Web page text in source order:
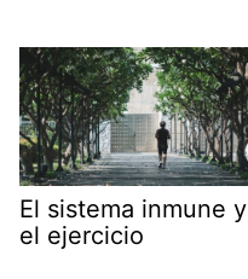
El sistema inmune y
el ejercicio